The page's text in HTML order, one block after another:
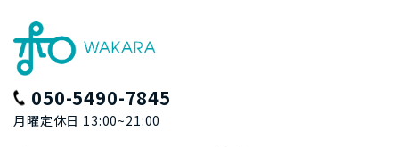
050-5490-7845
月曜定休日 13:00~21:00